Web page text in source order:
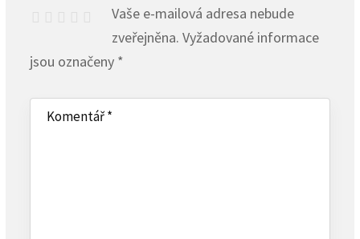
Vaše e-mailová adresa nebude
zveřejněna. Vyžadované informace
jsou označeny *